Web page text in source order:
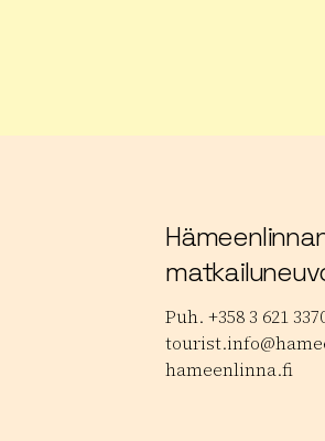
Puh. +358 3 621
hameenlinna.fi